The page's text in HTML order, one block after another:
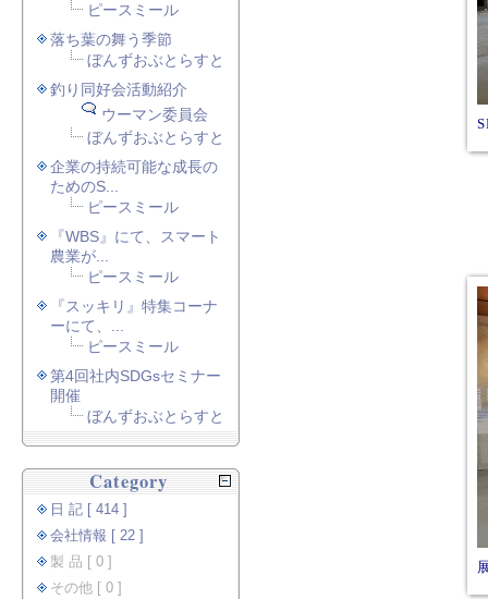
ピースミール
落ち葉の舞う季節
ぼんずおぶとらすと
釣り同好会活動紹介
ウーマン委員会
ぼんずおぶとらすと
企業の持続可能な成長の
ためのS...
ピースミール
『WBS』にて、スマート
農業が...
ピースミール
『スッキリ』特集コーナ
ーにて、...
ピースミール
第4回社内SDGsセミナー
開催
ぼんずおぶとらすと
Category
日 記 [ 414 ]
会社情報 [ 22 ]
製 品 [ 0 ]
その他 [ 0 ]